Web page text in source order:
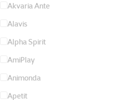
Akvaria Ante
Alavis
Alpha Spirit
AmiPlay
Animonda
Apetit